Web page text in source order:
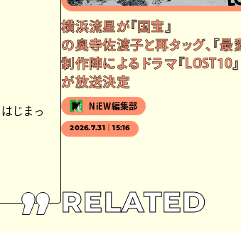
じまっ
横浜流星が『国宝』
の奥寺佐渡子と再タッグ、『最
制作陣によるドラマ『LOST10』
が放送決定
NiEW編集部
2026.7.31｜15:16
RELATED